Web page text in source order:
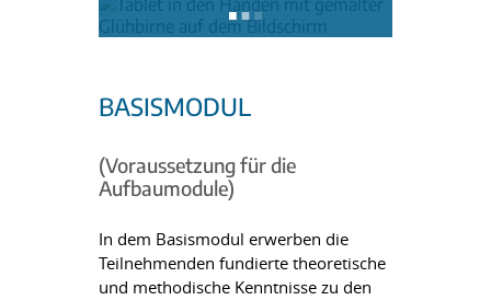
BASISMODUL
(Voraussetzung für die
Aufbaumodule)
In dem Basismodul erwerben die
Teilnehmenden fundierte theoretische
und methodische Kenntnisse zu den